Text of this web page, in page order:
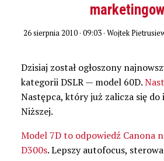
26 sierpnia 2010 · 09:03· Wojtek
Dzisiaj został ogłoszony
kategorii DSLR — model 60D.
Następca, który już zalicza się
Niższej.
Model 7D to odpowiedź Canona
D300s. Lepszy autofocus,